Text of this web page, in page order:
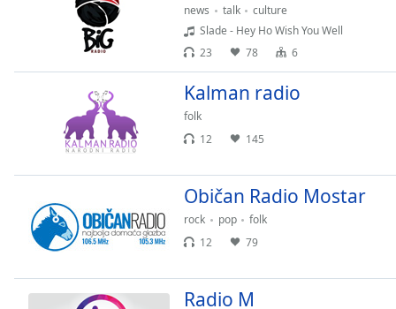
Beginning
window.
Escape
news talk
culture
Slade - Hey Ho Wish You Well
23
78 6
Kalman radio
folk
12
145
Običan Radio Mostar
rock pop
folk
12
79
Radio M